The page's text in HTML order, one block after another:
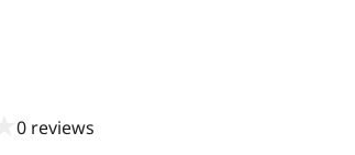
0 reviews